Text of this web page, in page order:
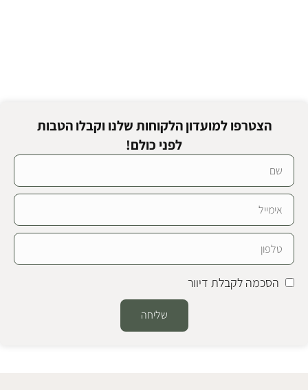
הצטרפו למועדון הלקוחות שלנו וקבלו הטבות
לפני כולם!
הסכמה לקבלת דיוור
שליחה